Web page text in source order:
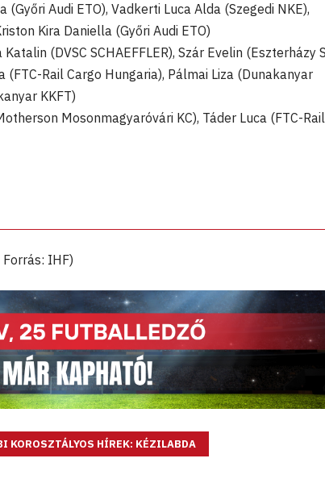
Audi ETO), Vadkerti Luca Alda (Szegedi NKE),
Kira Daniella (Győri Audi ETO)
(DVSC SCHAEFFLER), Szár Evelin (Eszterházy
Rail Cargo Hungaria), Pálmai Liza (Dunakanyar
KKFT)
Mosonmagyaróvári KC), Táder Luca (FTC-Rail
Forrás: IHF)
KOROSZTÁLYOS HÍREK: KÉZILABDA